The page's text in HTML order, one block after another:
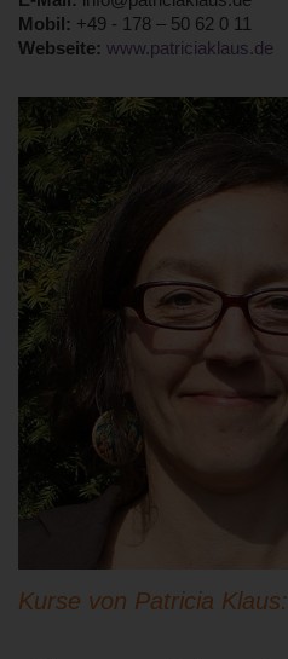
Mobil: +49 - 178 – 50 62 0 11
Webseite: www.patriciaklaus.de
Kurse von Patricia Klaus: